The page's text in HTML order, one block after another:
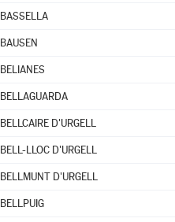
BASSELLA
BAUSEN
BELIANES
BELLAGUARDA
BELLCAIRE D'URGELL
BELL-LLOC D'URGELL
BELLMUNT D'URGELL
BELLPUIG